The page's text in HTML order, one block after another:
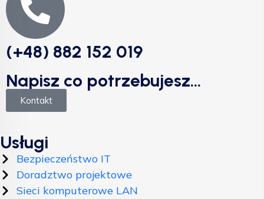
(+48) 882 152 019
Napisz co potrzebujesz...
Kontakt
Usługi
Bezpieczeństwo IT
Doradztwo projektowe
Sieci komputerowe LAN